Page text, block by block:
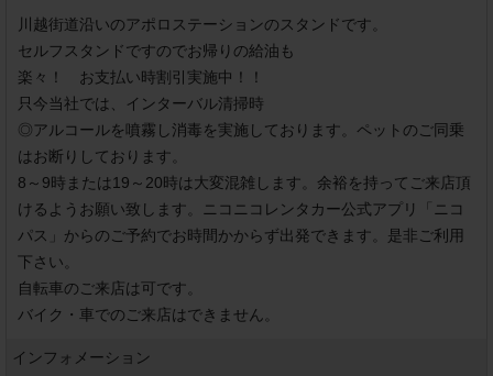
川越街道沿いのアポロステーションのスタンドです。
セルフスタンドですのでお帰りの給油も
楽々！　お支払い時割引実施中！！
只今当社では、インターバル清掃時
◎アルコールを噴霧し消毒を実施しております。ペットのご同乗
はお断りしております。
8～9時または19～20時は大変混雑します。余裕を持ってご来店頂
けるようお願い致します。ニコニコレンタカー公式アプリ「ニコ
パス」からのご予約でお時間かからず出発できます。是非ご利用
下さい。
自転車のご来店は可です。
バイク・車でのご来店はできません。
インフォメーション